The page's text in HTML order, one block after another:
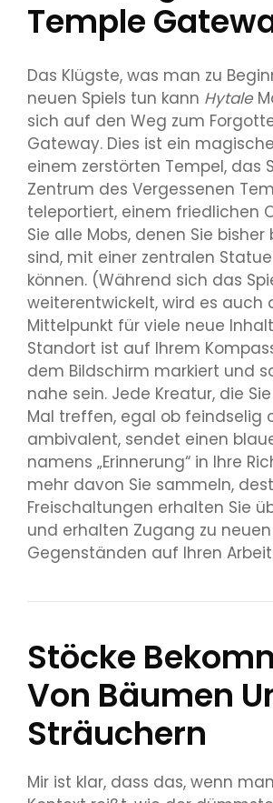
Temple
Das Klügste, was man zu
neuen Spiels tun kann Hytale
sich auf den Weg zum
Gateway. Dies ist ein
einem zerstörten Tempel, das
Zentrum des Vergessenen
teleportiert, einem friedlichen
Sie alle Mobs, denen Sie
sind, mit einer zentralen
können. (Während sich das
weiterentwickelt, wird es auch
Mittelpunkt für viele neue
Standort ist auf Ihrem
dem Bildschirm markiert und
nahe sein. Jede Kreatur, die
Mal treffen, egal ob feindselig
ambivalent, sendet einen
namens „Erinnerung“ in Ihre
mehr davon Sie sammeln,
Freischaltungen erhalten Sie
und erhalten Zugang zu
Gegenständen auf Ihren
Stöcke
Von Bäumen
Sträuchern
Mir ist klar, dass das, wenn